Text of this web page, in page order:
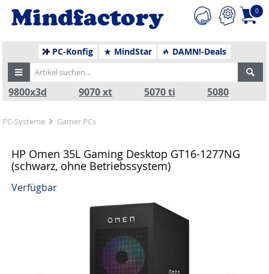
0
PC-Konfig MindStar DAMN!-Deals
9800x3d 9070 xt 5070 ti 5080
PC-Systeme Gamer PCs
HP Omen 35L Gaming Desktop GT16-1277NG
(schwarz, ohne Betriebssystem)
Verfügbar
Zurück